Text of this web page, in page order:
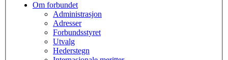
Om forbundet
Administrasjon
Adresser
Forbundsstyret
Utvalg
Hederstegn